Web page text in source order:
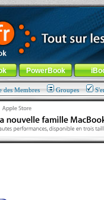
! -Aller au menu de
PowerBook
des Membres Groupes